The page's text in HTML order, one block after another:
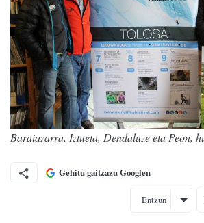
Baraiazarra, Iztueta, Dendaluze eta Peon,
Gehitu gaitzazu Googlen
Entzun